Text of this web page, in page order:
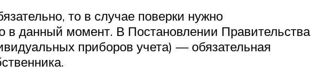
то в случае поверки нужно
в данный момент. В Постановлении Правительства
приборов учета) — обязательная